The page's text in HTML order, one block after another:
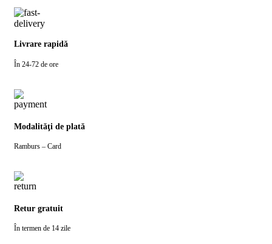
Livrare rapidă
În 24-72 de ore
Modalităţi de plată
Ramburs – Card
Retur gratuit
În termen de 14 zile